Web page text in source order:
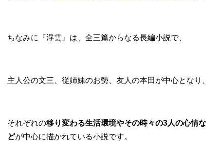
ちなみに『浮雲』は、全三篇からなる長編小説で、
主人公の文三、従姉妹のお勢、友人の本田が中心となり、
それぞれの移り変わる生活環境やその時々の3人の心情な
どが中心に描かれている小説です。